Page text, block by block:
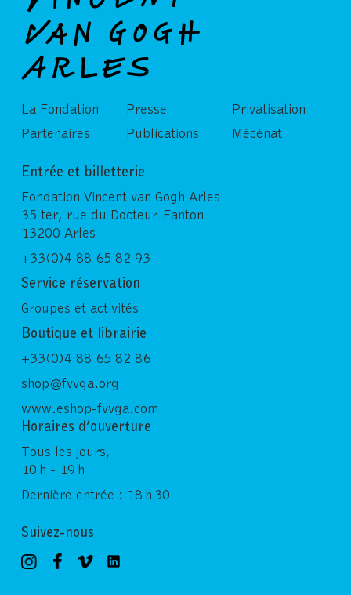
La Fondation
Partenaires
Presse
Publications
Privatisation
Mécénat
Entrée et billetterie
Fondation Vincent van Gogh Arles
35 ter, rue du Docteur-Fanton
13200 Arles
+33(0)4 88 65 82 93
Service réservation
Groupes et activités
Boutique et librairie
+33(0)4 88 65 82 86
shop@fvvga.org
www.eshop-fvvga.com
Horaires d’ouverture
Tous les jours,
10 h - 19 h
Dernière entrée : 18 h 30
Suivez-nous